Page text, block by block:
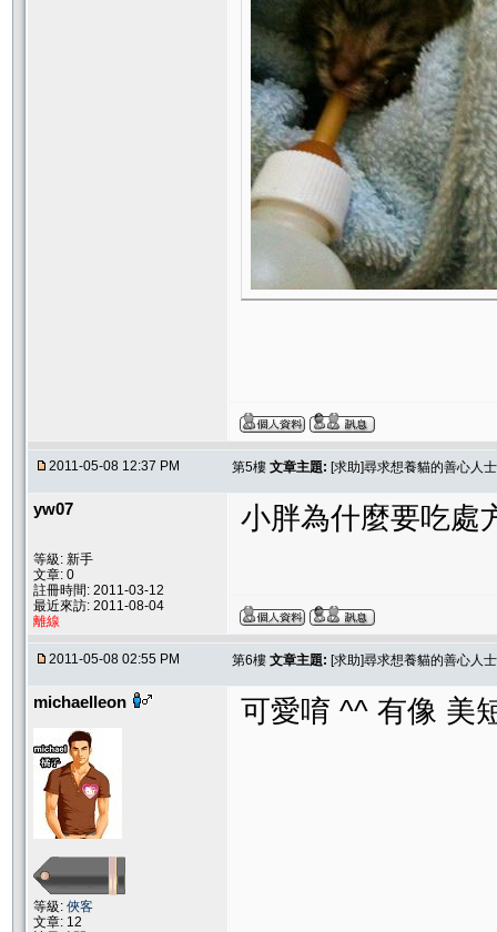
2011-05-08 12:37 PM 第5樓 文章主題: [求助]尋求想養貓的善心人
yw07
等級: 新手
文章: 0
註冊時間: 2011-03-12
最近來訪: 2011-08-04
離線
小胖為什麼要吃處
2011-05-08 02:55 PM 第6樓 文章主題: [求助]尋求想養貓的善心人
michaelleon
等級: 俠客
文章: 12
可愛唷 ^^ 有像 美